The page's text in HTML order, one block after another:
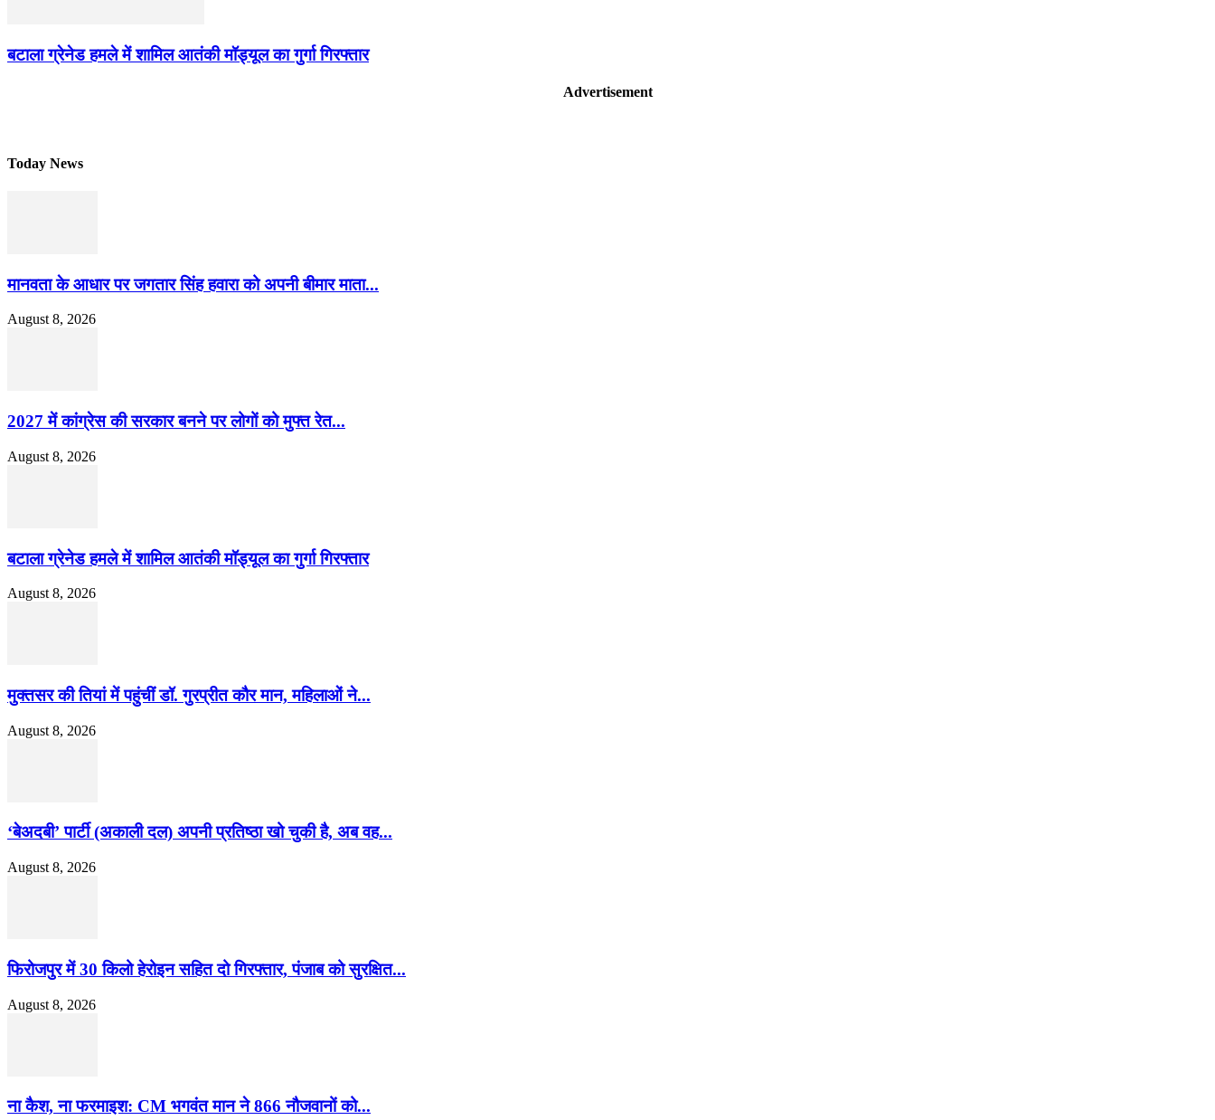
बटाला ग्रेनेड हमले में शामिल आतंकी मॉड्यूल का गुर्गा गिरफ्तार
Advertisement
Today News
मानवता के आधार पर जगतार सिंह हवारा को अपनी बीमार माता...
August 8, 2026
2027 में कांग्रेस की सरकार बनने पर लोगों को मुफ्त रेत...
August 8, 2026
बटाला ग्रेनेड हमले में शामिल आतंकी मॉड्यूल का गुर्गा गिरफ्तार
August 8, 2026
मुक्तसर की तियां में पहुंचीं डॉ. गुरप्रीत कौर मान, महिलाओं ने...
August 8, 2026
‘बेअदबी’ पार्टी (अकाली दल) अपनी प्रतिष्ठा खो चुकी है, अब वह...
August 8, 2026
फिरोजपुर में 30 किलो हेरोइन सहित दो गिरफ्तार, पंजाब को सुरक्षित...
August 8, 2026
ना कैश, ना फरमाइश: CM भगवंत मान ने 866 नौजवानों को...